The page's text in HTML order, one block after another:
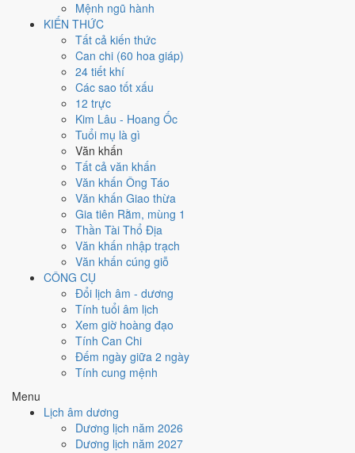
Mệnh ngũ hành
KIẾN THỨC
Tất cả kiến thức
Can chi (60 hoa giáp)
24 tiết khí
Các sao tốt xấu
12 trực
Kim Lâu - Hoang Ốc
Tuổi mụ là gì
Văn khấn
Tất cả văn khấn
Văn khấn Ông Táo
Văn khấn Giao thừa
Gia tiên Rằm, mùng 1
Thần Tài Thổ Địa
Văn khấn nhập trạch
Văn khấn cúng giỗ
CÔNG CỤ
Đổi lịch âm - dương
Tính tuổi âm lịch
Xem giờ hoàng đạo
Tính Can Chi
Đếm ngày giữa 2 ngày
Tính cung mệnh
Menu
Lịch âm dương
Dương lịch năm 2026
Dương lịch năm 2027
Thân, Tý, Dậuhợp ngày; tuổi
Ngày 21/8/1969 tốt hay xấu cho
việc gì?
Ngày 21/8/1969 đạt9.0/10
Sửa nhà - tu tạo (10/10) , thấp nhất là
Thành (ngày thành tựu - đại cát, tốt cho mọi việc) và gặp Sao Kim Quỹ
hoàng đạo nên điểm từng việc chênh nhau như bảng dưới.
Cưới hỏi - đính hôn
Rất tốt
Cưới hỏi - đính hôn hôm nay ở
Thành và Ngày Hoàng Đạo
Cách tính ngày tốt
Khai trương - mở cửa hàng
9 /10Rất tốt
Khai trương - mở cửa hàng hôm nay ở
Trực Thành và Ngày Hoàng Đạo
Cách tính ngày tốt
Ký hợp đồng - giao ước
Rất tốt
Ký hợp đồng - giao ước hôm nay ở
Trực Thành và Ngày Hoàng Đạo
Cách tính ngày tốt
Động thổ - khởi công